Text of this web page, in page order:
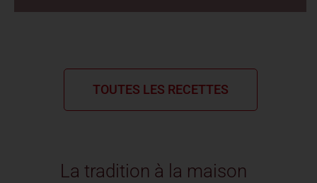
TOUTES LES RECETTES
La tradition à la maison